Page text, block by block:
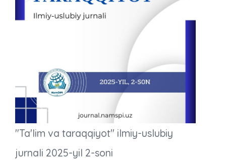
"Ta'lim va taraqqiyot" ilmiy-uslubiy
jurnali 2025-yil 2-soni